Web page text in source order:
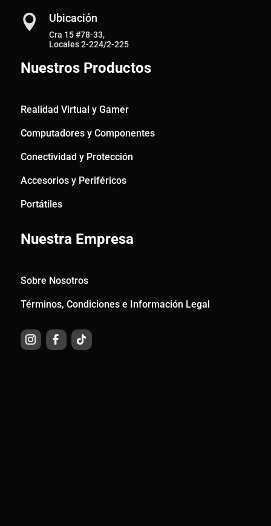
 Ubicación
Cra 15 #78-33,
Locales 2-224/2-225
Nuestros Productos
Realidad Virtual y Gamer
Computadores y Componentes
Conectividad y Protección
Accesorios y Periféricos
Portátiles
Nuestra Empresa
Sobre Nosotros
Términos, Condiciones e Información Legal